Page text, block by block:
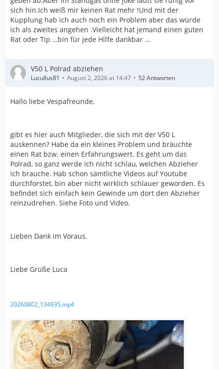
sich hin.Ich weiß mir keinen Rat mehr !Und mit der
Kupplung hab ich auch noch ein Problem aber das würde
ich als zweites angehen .Vielleicht hat jemand einen guten
Rat oder Tip …bin für jede Hilfe dankbar …
V50 L Polrad abziehen
Lucullus81 August 2, 2026 at 14:47 52 Antworten
Hallo liebe Vespafreunde,
gibt es hier auch Mitglieder, die sich mit der V50 L
auskennen? Habe da ein kleines Problem und bräuchte
einen Rat bzw. einen Erfahrungswert. Es geht um das
Polrad, so ganz werde ich nicht schlau, welchen Abzieher
ich brauche. Hab schon sämtliche Videos auf Youtube
durchforstet, bin aber nicht wirklich schlauer geworden. Es
befindet sich einfach kein Gewinde um dort den Abzieher
reinzudrehen. Siehe Foto und Video.
Lieben Dank im Voraus.
Liebe Grüße Luca
20260802_134935.mp4